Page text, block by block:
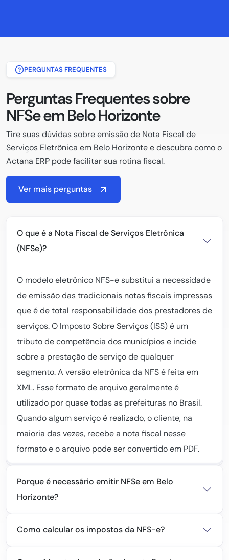
PERGUNTAS FREQUENTES
Perguntas Frequentes sobre
NFSe em Belo Horizonte
Tire suas dúvidas sobre emissão de Nota Fiscal de
Serviços Eletrônica em Belo Horizonte e descubra como o
Actana ERP pode facilitar sua rotina fiscal.
Ver mais perguntas
O que é a Nota Fiscal de Serviços Eletrônica
(NFSe)?
O modelo eletrônico NFS-e substitui a necessidade
de emissão das tradicionais notas fiscais impressas
que é de total responsabilidade dos prestadores de
serviços. O Imposto Sobre Serviços (ISS) é um
tributo de competência dos municípios e incide
sobre a prestação de serviço de qualquer
segmento. A versão eletrônica da NFS é feita em
XML. Esse formato de arquivo geralmente é
utilizado por quase todas as prefeituras no Brasil.
Quando algum serviço é realizado, o cliente, na
maioria das vezes, recebe a nota fiscal nesse
formato e o arquivo pode ser convertido em PDF.
Porque é necessário emitir NFSe em Belo
Horizonte?
Como calcular os impostos da NFS-e?